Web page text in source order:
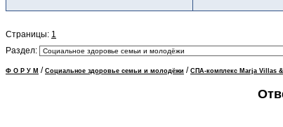
Страницы: 1
Раздел:
Ф О Р У М / Социальное здоровье семьи и молодёжи / СПА-комплекс Marja Villas